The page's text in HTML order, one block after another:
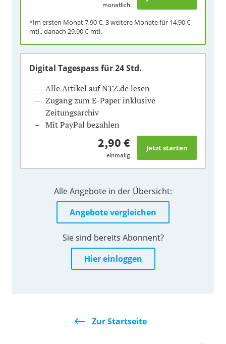
monatlich
*Im ersten Monat7,90 €, 3 weitere Monate für 14,90 €
mtl., danach 29,90 € mtl.
Digital Tagespassfür 24 Std.
Alle Artikel auf NTZ.de lesen
Zugang zum E-Paper inklusive
Zeitungsarchiv
Mit PayPal bezahlen
2,90 €
einmalig
Alle Angebote in der Übersicht:
Angebote vergleichen
Sie sind bereits Abonnent?
Hier einloggen
Zur Startseite